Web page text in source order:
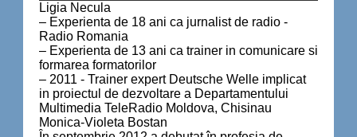
Ligia Necula
– Experienta de 18 ani ca jurnalist de radio -
Radio Romania
– Experienta de 13 ani ca trainer in comunicare si
formarea formatorilor
– 2011 - Trainer expert Deutsche Welle implicat
in proiectul de dezvoltare a Departamentului
Multimedia TeleRadio Moldova, Chisinau
Monica-Violeta Bostan